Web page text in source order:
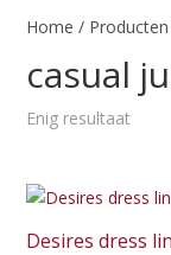
Home / Producten
casual
Enig resultaat
Desires dress